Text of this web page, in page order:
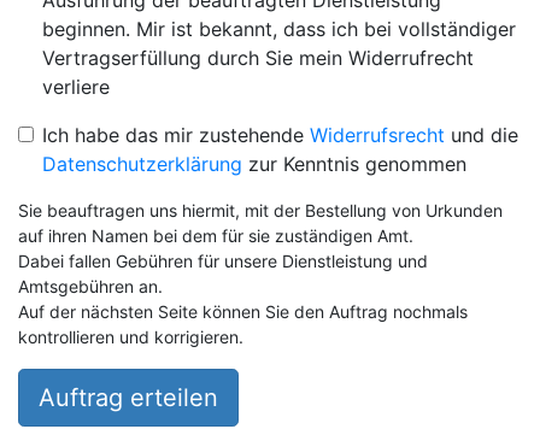
beginnen. Mir ist bekannt, dass ich bei vollständiger
Vertragserfüllung durch Sie mein Widerrufrecht
verliere
Ich habe das mir zustehende Widerrufsrecht und die
Datenschutzerklärung zur Kenntnis genommen
Sie beauftragen uns hiermit, mit der Bestellung von Urkunden
auf ihren Namen bei dem für sie zuständigen Amt.
Dabei fallen Gebühren für unsere Dienstleistung und
Amtsgebühren an.
Auf der nächsten Seite können Sie den Auftrag nochmals
kontrollieren und korrigieren.
Auftrag erteilen